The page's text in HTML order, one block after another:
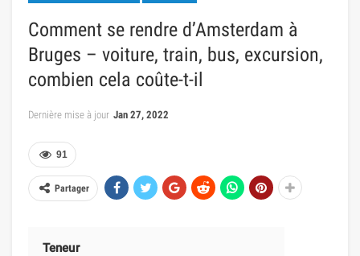
Comment se rendre d’Amsterdam à
Bruges – voiture, train, bus, excursion,
combien cela coûte-t-il
Dernière mise à jour Jan 27, 2022
91
Partager
Teneur